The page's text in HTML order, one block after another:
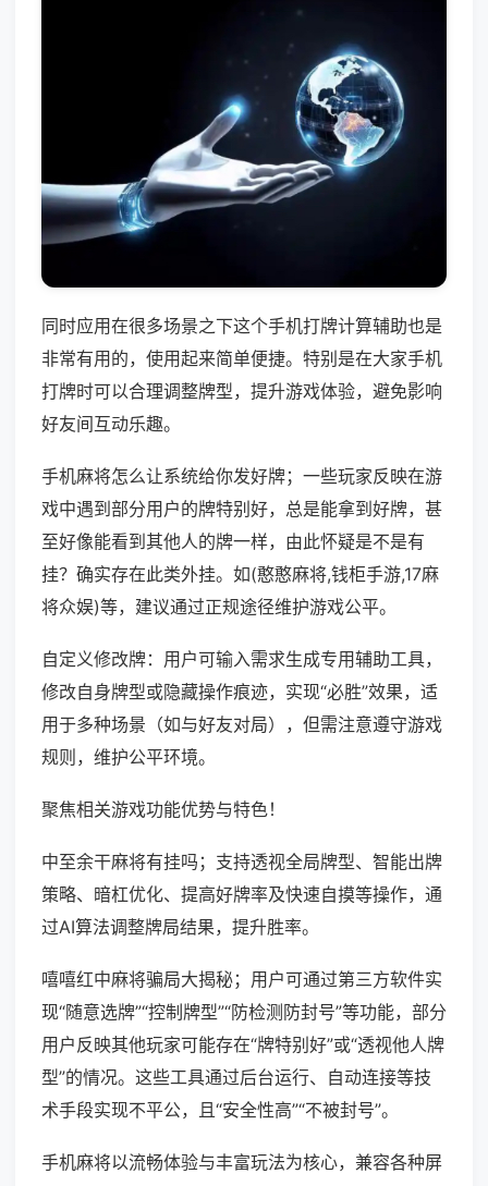
同时应用在很多场景之下这个手机打牌计算辅助也是
非常有用的，使用起来简单便捷。特别是在大家手机
打牌时可以合理调整牌型，提升游戏体验，避免影响
好友间互动乐趣。
手机麻将怎么让系统给你发好牌；一些玩家反映在游
戏中遇到部分用户的牌特别好，总是能拿到好牌，甚
至好像能看到其他人的牌一样，由此怀疑是不是有
挂？确实存在此类外挂。如(憨憨麻将,钱柜手游,17麻
将众娱)等，建议通过正规途径维护游戏公平。
自定义修改牌：用户可输入需求生成专用辅助工具，
修改自身牌型或隐藏操作痕迹，实现“必胜”效果，适
用于多种场景（如与好友对局），但需注意遵守游戏
规则，维护公平环境。
聚焦相关游戏功能优势与特色！
中至余干麻将有挂吗；支持透视全局牌型、智能出牌
策略、暗杠优化、提高好牌率及快速自摸等操作，通
过AI算法调整牌局结果，提升胜率。
嘻嘻红中麻将骗局大揭秘；用户可通过第三方软件实
现“随意选牌”“控制牌型”“防检测防封号”等功能，部分
用户反映其他玩家可能存在“牌特别好”或“透视他人牌
型”的情况。这些工具通过后台运行、自动连接等技
术手段实现不平公，且“安全性高”“不被封号”。
手机麻将以流畅体验与丰富玩法为核心，兼容各种屏